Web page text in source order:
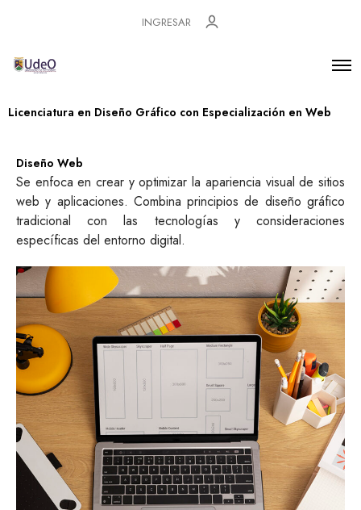
INGRESAR
Licenciatura en Diseño Gráfico con Especialización en Web
Diseño Web
Se enfoca en crear y optimizar la apariencia visual de sitios
web y aplicaciones. Combina principios de diseño gráfico
tradicional con las tecnologías y consideraciones
específicas del entorno digital.